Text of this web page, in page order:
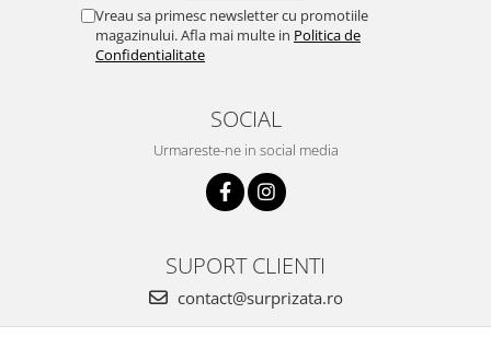
Vreau sa primesc newsletter cu promotiile
magazinului. Afla mai multe in Politica de
Confidentialitate
SOCIAL
Urmareste-ne in social media
SUPORT CLIENTI
contact@surprizata.ro